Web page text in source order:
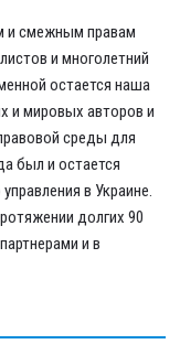
и смежным правам
и многолетний
остается наша
и мировых авторов и
среды для
был и остается
в Украине.
долгих 90
и в